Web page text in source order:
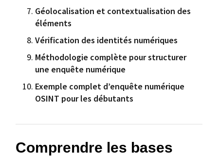
Géolocalisation et contextualisation des
éléments
Vérification des identités numériques
Méthodologie complète pour structurer
une enquête numérique
Exemple complet d’enquête numérique
OSINT pour les débutants
Comprendre les bases